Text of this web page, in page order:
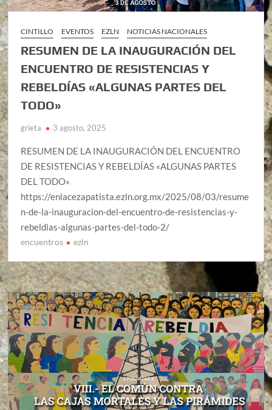
CINTILLO EVENTOS EZLN NOTICIAS NACIONALES
RESUMEN DE LA INAUGURACIÓN DEL
ENCUENTRO DE RESISTENCIAS Y
REBELDÍAS «ALGUNAS PARTES DEL
TODO»
grieta 3 agosto, 2025
RESUMEN DE LA INAUGURACIÓN DEL ENCUENTRO
DE RESISTENCIAS Y REBELDÍAS «ALGUNAS PARTES
DEL TODO»
https://enlacezapatista.ezln.org.mx/2025/08/03/resume
n-de-la-inauguracion-del-encuentro-de-resistencias-y-
rebeldias-algunas-partes-del-todo-2/
encuentros ezln